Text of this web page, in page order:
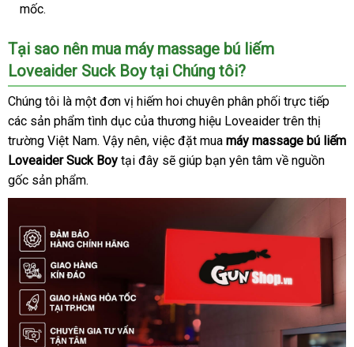
mốc.
Tại sao nên mua máy massage bú liếm
Loveaider Suck Boy tại Chúng tôi?
Chúng tôi là một đơn vị hiếm hoi chuyên phân phối trực tiếp
các sản phẩm tình dục shop
của thương hiệu Loveaider trên thị
trường Việt Namcửa
hàng
. Vậy nênnước
ngoài
, việc đặt mua máy massage bú liếm
Loveaider Suck Boy tại đây Pháp
sẽ giúp bạn yên tâm về nguồn
gốc sản phẩm.